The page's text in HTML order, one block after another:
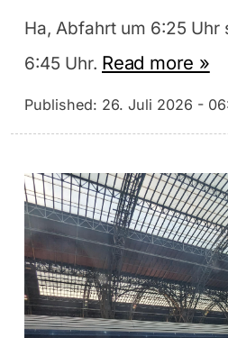
Ha, Abfahrt um 6:25
6:45 Uhr. Read more »
Published: 26. Juli 2026 -